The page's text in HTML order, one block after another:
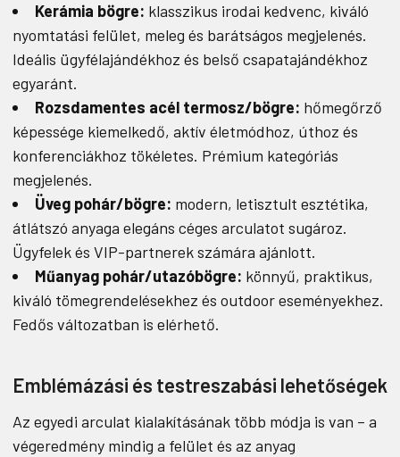
Kerámia bögre: klasszikus irodai kedvenc, kiváló
nyomtatási felület, meleg és barátságos megjelenés.
Ideális ügyfélajándékhoz és belső csapatajándékhoz
egyaránt.
Rozsdamentes acél termosz/bögre: hőmegőrző
képessége kiemelkedő, aktív életmódhoz, úthoz és
konferenciákhoz tökéletes. Prémium kategóriás
megjelenés.
Üveg pohár/bögre: modern, letisztult esztétika,
átlátszó anyaga elegáns céges arculatot sugároz.
Ügyfelek és VIP-partnerek számára ajánlott.
Műanyag pohár/utazóbögre: könnyű, praktikus,
kiváló tömegrendelésekhez és outdoor eseményekhez.
Fedős változatban is elérhető.
Emblémázási és testreszabási lehetőségek
Az egyedi arculat kialakításának több módja is van – a
végeredmény mindig a felület és az anyag